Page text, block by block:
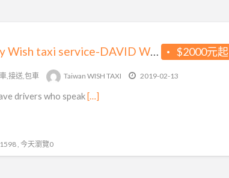
$2000元起
Ricky Wish taxi service-DAVID Wish計程車隊-台灣自由行專業包車旅遊,機場接送 英語司機.廣東話司機日語7人/9人座車
,接送,包車 Taiwan WISH TAXI 2019-02-13
drivers who speak[…]
, 今天瀏覽0